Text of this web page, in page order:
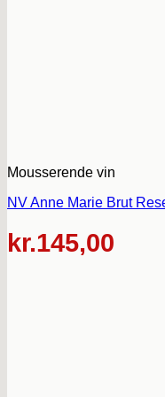
Mousserende vin
NV Anne Marie Brut
kr.145,00